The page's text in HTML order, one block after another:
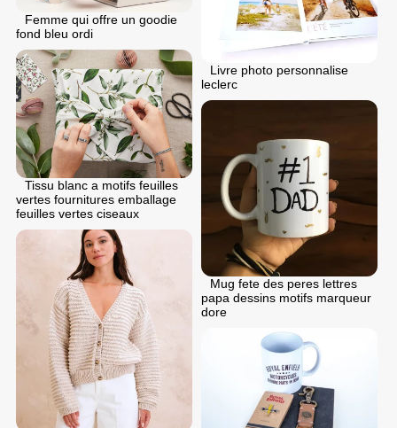
Femme qui offre un goodie
fond bleu ordi
Livre photo personnalise
leclerc
Tissu blanc a motifs feuilles
vertes fournitures emballage
feuilles vertes ciseaux
Mug fete des peres lettres
papa dessins motifs marqueur
dore